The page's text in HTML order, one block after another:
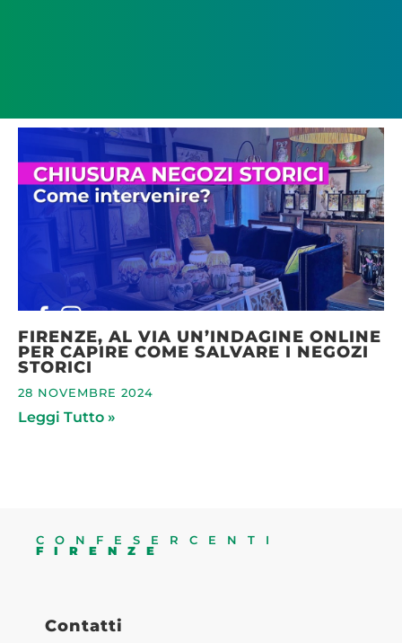
FIRENZE, AL VIA UN’INDAGINE ONLINE
PER CAPIRE COME SALVARE I NEGOZI
STORICI
28 NOVEMBRE 2024
Leggi Tutto »
CONFESERCENTI
FIRENZE
Contatti